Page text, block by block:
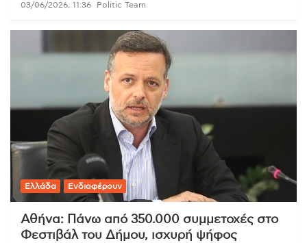
03/06/2026, 11:36 Politic Team
Ελλάδα Ενδιαφέρουν
Αθήνα: Πάνω από 350.000 συμμετοχές στο
Φεστιβάλ του Δήμου, ισχυρή ψήφος